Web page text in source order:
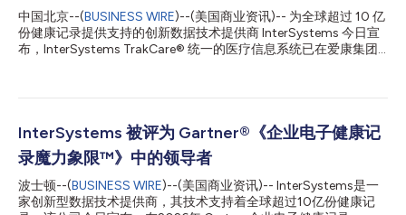
中国北京--(BUSINESS WIRE)--(美国商业资讯)-- 为全球超过 10 亿
份健康记录提供支持的创新数据技术提供商 InterSystems 今日宣
布，InterSystems TrakCare® 统一的医疗信息系统已在爱康集团
等问题，为爱康集团实现其健康管理愿景奠定了坚实基础。爱康集
字化健康管理平台。通过旗下多个品牌，为团体客户和家庭、个人
提供高品质的健康体检、疾病检测、齿科服务、私人医生、职场医
疗、疫苗接种、抗衰老、康复医疗等健康管理与医疗服务。 单一
事实数据源服务于爱康集团诊所业务 TrakCare拥有无缝共享单一
用户界面、单一代码库和单一高性能数据平台（存储和共享所有患
者记录）的一整套产品。数据仅需录入一次即可在整个系统中即刻
InterSystems 被评为 Gartner®《企业电子健康记
录魔力象限™》中的领导者
波士顿--(BUSINESS WIRE)--(美国商业资讯)-- InterSystems是一
家创新型数据技术提供商，其技术支持着全球超过10亿份健康记